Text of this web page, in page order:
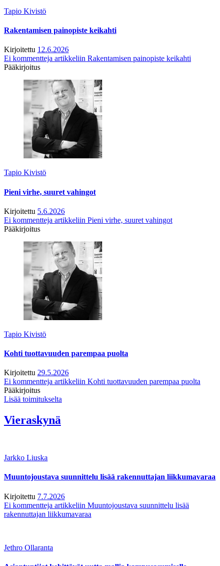
Tapio Kivistö
Rakentamisen painopiste keikahti
Kirjoitettu 12.6.2026
Ei kommentteja artikkeliin Rakentamisen painopiste keikahti
Pääkirjoitus
Tapio Kivistö
Pieni virhe, suuret vahingot
Kirjoitettu 5.6.2026
Ei kommentteja artikkeliin Pieni virhe, suuret vahingot
Pääkirjoitus
Tapio Kivistö
Kohti tuottavuuden parempaa puolta
Kirjoitettu 29.5.2026
Ei kommentteja artikkeliin Kohti tuottavuuden parempaa puolta
Pääkirjoitus
Lisää toimitukselta
Vieraskynä
Jarkko Liuska
Muuntojoustava suunnittelu lisää rakennuttajan liikkumavaraa
Kirjoitettu 7.7.2026
Ei kommentteja artikkeliin Muuntojoustava suunnittelu lisää
rakennuttajan liikkumavaraa
Jethro Ollaranta